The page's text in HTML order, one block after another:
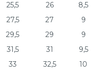
25,5 26
8,5
27,5 27
9
29,5 29
9
31,5 31
9,5
33 32,5 10